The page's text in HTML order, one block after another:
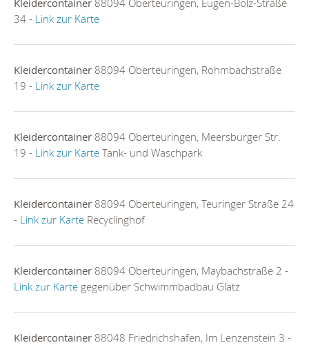
34 - Link zur Karte
Kleidercontainer 88094 Oberteuringen, Rohmbachstraße
19 - Link zur Karte
Kleidercontainer 88094 Oberteuringen, Meersburger Str.
19 - Link zur Karte Tank- und Waschpark
Kleidercontainer 88094 Oberteuringen, Teuringer Straße 24
- Link zur Karte Recyclinghof
Kleidercontainer 88094 Oberteuringen, Maybachstraße 2 -
Link zur Karte gegenüber Schwimmbadbau Glatz
Kleidercontainer 88048 Friedrichshafen, Im Lenzenstein 3 -